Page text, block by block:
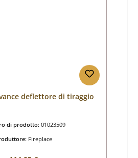
deflettore di tiraggio
di prodotto: 01023509
Fireplace